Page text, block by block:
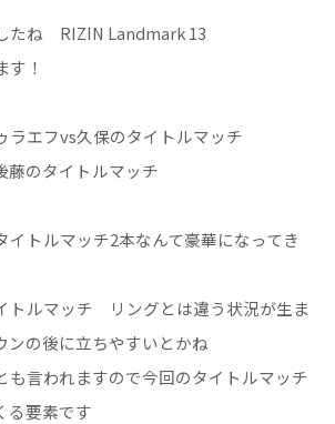
たね RIZIN Landmark 13
す！
ラエフvs久保のタイトルマッチ
藤のタイトルマッチ
イトルマッチ2本なんて豪華になってき
トルマッチ リングとは違う状況が生ま
の後に立ちやすいとかね
も言われますので今回のタイトルマッチ
る要素です